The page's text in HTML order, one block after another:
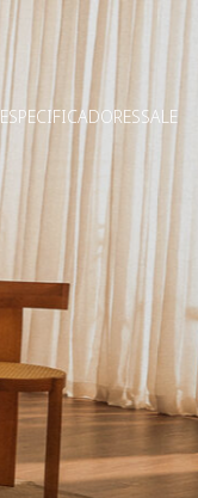
ESPECIFICADORESSALE